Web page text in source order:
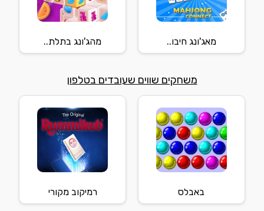
מאג'ונג חיבו.. מהג'ונג בתלת..
משחקים שווים שעובדים בטלפון
באבלס רמיקוב מקורי